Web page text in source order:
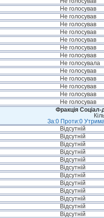
Не голосував
Не голосував
Не голосував
Не голосував
Не голосував
Не голосував
Не голосував
Не голосувала
Не голосував
Не голосував
Не голосував
Не голосував
Не голосував
Фракція Соціал-
За:0 Проти:0
Відсутній
Відсутній
Відсутній
Відсутній
Відсутній
Відсутній
Відсутній
Відсутній
Відсутній
Відсутній
Відсутній
Відсутній